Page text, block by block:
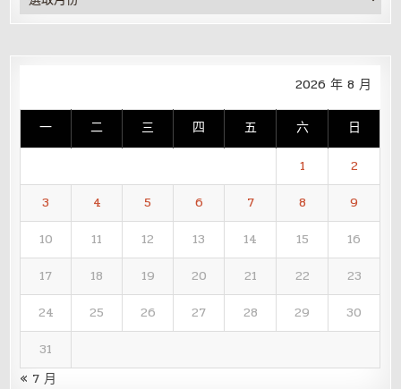
整
2026 年 8 月
一 二 三 四 五 六 日
1
2
3
4 5 6 7 8
9
10
11 12 13 14 15
16
17
18 19 20 21 22
23
24
25 26 27 28 29
30
31
« 7 月